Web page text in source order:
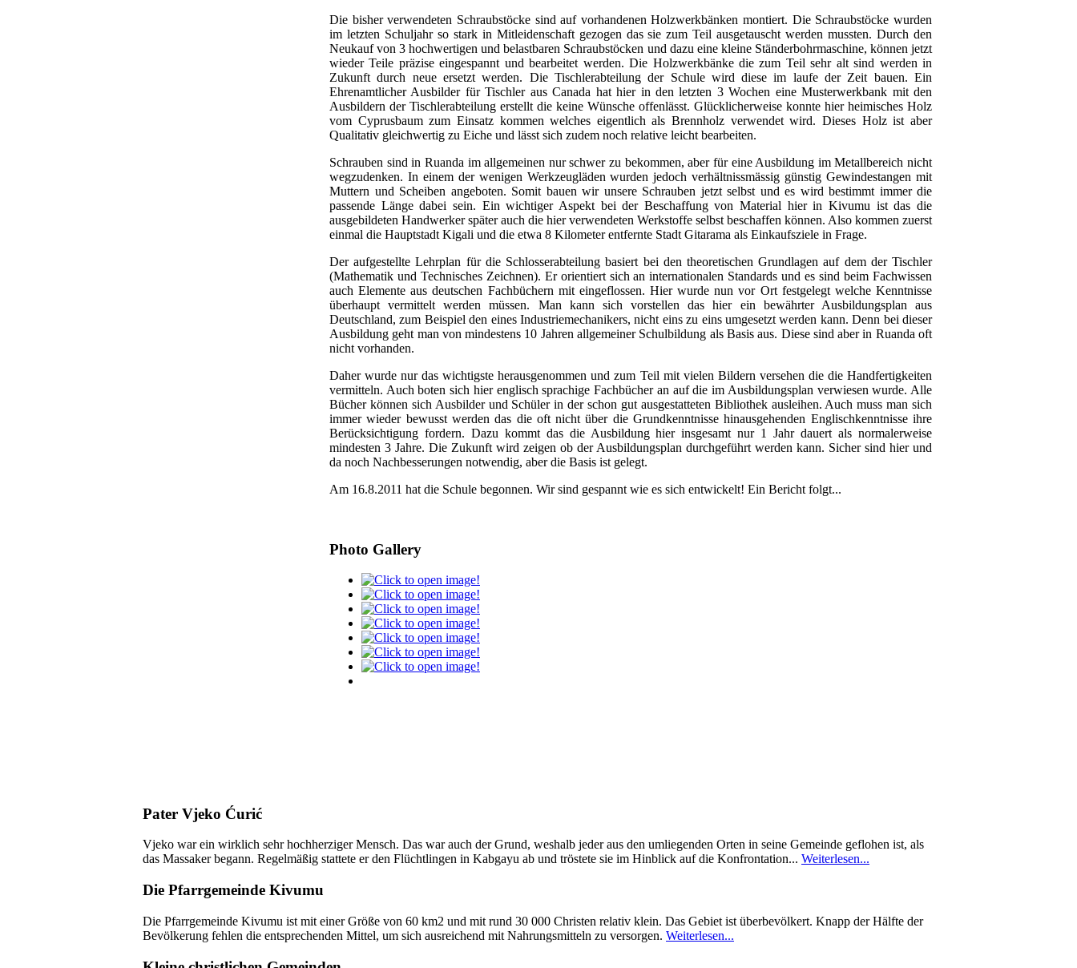
Die bisher verwendeten Schraubstöcke sind auf vorhandenen Holzwerkbänken montiert. Die Schraubstöcke wurden
im letzten Schuljahr so stark in Mitleidenschaft gezogen das sie zum Teil ausgetauscht werden mussten. Durch den
Neukauf von 3 hochwertigen und belastbaren Schraubstöcken und dazu eine kleine Ständerbohrmaschine, können jetzt
wieder Teile präzise eingespannt und bearbeitet werden. Die Holzwerkbänke die zum Teil sehr alt sind werden in
Zukunft durch neue ersetzt werden. Die Tischlerabteilung der Schule wird diese im laufe der Zeit bauen. Ein
Ehrenamtlicher Ausbilder für Tischler aus Canada hat hier in den letzten 3 Wochen eine Musterwerkbank mit den
Ausbildern der Tischlerabteilung erstellt die keine Wünsche offenlässt. Glücklicherweise konnte hier heimisches Holz
vom Cyprusbaum zum Einsatz kommen welches eigentlich als Brennholz verwendet wird. Dieses Holz ist aber
Qualitativ gleichwertig zu Eiche und lässt sich zudem noch relative leicht bearbeiten.
Schrauben sind in Ruanda im allgemeinen nur schwer zu bekommen, aber für eine Ausbildung im Metallbereich nicht
wegzudenken. In einem der wenigen Werkzeugläden wurden jedoch verhältnissmässig günstig Gewindestangen mit
Muttern und Scheiben angeboten. Somit bauen wir unsere Schrauben jetzt selbst und es wird bestimmt immer die
passende Länge dabei sein. Ein wichtiger Aspekt bei der Beschaffung von Material hier in Kivumu ist das die
ausgebildeten Handwerker später auch die hier verwendeten Werkstoffe selbst beschaffen können. Also kommen zuerst
einmal die Hauptstadt Kigali und die etwa 8 Kilometer entfernte Stadt Gitarama als Einkaufsziele in Frage.
Der aufgestellte Lehrplan für die Schlosserabteilung basiert bei den theoretischen Grundlagen auf dem der Tischler
(Mathematik und Technisches Zeichnen). Er orientiert sich an internationalen Standards und es sind beim Fachwissen
auch Elemente aus deutschen Fachbüchern mit eingeflossen. Hier wurde nun vor Ort festgelegt welche Kenntnisse
überhaupt vermittelt werden müssen. Man kann sich vorstellen das hier ein bewährter Ausbildungsplan aus
Deutschland, zum Beispiel den eines Industriemechanikers, nicht eins zu eins umgesetzt werden kann. Denn bei dieser
Ausbildung geht man von mindestens 10 Jahren allgemeiner Schulbildung als Basis aus. Diese sind aber in Ruanda oft
nicht vorhanden.
Daher wurde nur das wichtigste herausgenommen und zum Teil mit vielen Bildern versehen die die Handfertigkeiten
vermitteln. Auch boten sich hier englisch sprachige Fachbücher an auf die im Ausbildungsplan verwiesen wurde. Alle
Bücher können sich Ausbilder und Schüler in der schon gut ausgestatteten Bibliothek ausleihen. Auch muss man sich
immer wieder bewusst werden das die oft nicht über die Grundkenntnisse hinausgehenden Englischkenntnisse ihre
Berücksichtigung fordern. Dazu kommt das die Ausbildung hier insgesamt nur 1 Jahr dauert als normalerweise
mindesten 3 Jahre. Die Zukunft wird zeigen ob der Ausbildungsplan durchgeführt werden kann. Sicher sind hier und
da noch Nachbesserungen notwendig, aber die Basis ist gelegt.
Am 16.8.2011 hat die Schule begonnen. Wir sind gespannt wie es sich entwickelt! Ein Bericht folgt...
Photo Gallery
Pater Vjeko Ćurić
Vjeko war ein wirklich sehr hochherziger Mensch. Das war auch der Grund, weshalb jeder aus den umliegenden Orten in seine Gemeinde geflohen ist, als
das Massaker begann. Regelmäßig stattete er den Flüchtlingen in Kabgayu ab und tröstete sie im Hinblick auf die Konfrontation... Weiterlesen...
Die Pfarrgemeinde Kivumu
Die Pfarrgemeinde Kivumu ist mit einer Größe von 60 km2 und mit rund 30 000 Christen relativ klein. Das Gebiet ist überbevölkert. Knapp der Hälfte der
Bevölkerung fehlen die entsprechenden Mittel, um sich ausreichend mit Nahrungsmitteln zu versorgen. Weiterlesen...